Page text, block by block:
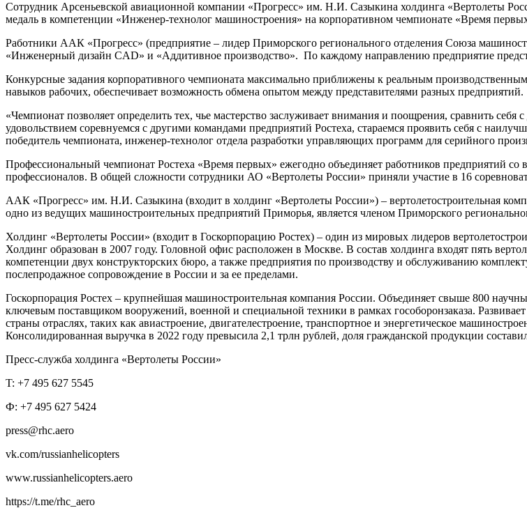
Сотрудник Арсеньевской авиационной компании «Прогресс» им. Н.И. Сазыкина холдинга «Вертолеты
медаль в компетенции «Инженер-технолог машиностроения» на корпоративном чемпионате «Время
Работники ААК «Прогресс» (предприятие – лидер Приморского регионального отделения Союза
«Инженерный дизайн CAD» и «Аддитивное производство». По каждому направлению предприятие
Конкурсные задания корпоративного чемпионата максимально приближены к реальным
навыков рабочих, обеспечивает возможность обмена опытом между представителями разных предприятий.
«Чемпионат позволяет определить тех, чье мастерство заслуживает внимания и поощрения, сравнить
удовольствием соревнуемся с другими командами предприятий Ростеха, стараемся проявить себя с
победитель чемпионата, инженер-технолог отдела разработки управляющих программ для серийного
Профессиональный чемпионат Ростеха «Время первых» ежегодно объединяет работников предприятий со
профессионалов. В общей сложности сотрудники АО «Вертолеты России» приняли участие в 16
ААК «Прогресс» им. Н.И. Сазыкина (входит в холдинг «Вертолеты России») – вертолетостроительная
одно из ведущих машиностроительных предприятий Приморья, является членом Приморского
Холдинг «Вертолеты России» (входит в Госкорпорацию Ростех) – один из мировых лидеров
Холдинг образован в 2007 году. Головной офис расположен в Москве. В состав холдинга входят пять
компетенции двух конструкторских бюро, а также предприятия по производству и обслуживанию
послепродажное сопровождение в России и за ее пределами.
Госкорпорация Ростех – крупнейшая машиностроительная компания России. Объединяет свыше 800
ключевым поставщиком вооружений, военной и специальной техники в рамках гособоронзаказа.
страны отраслях, таких как авиастроение, двигателестроение, транспортное и энергетическое
Консолидированная выручка в 2022 году превысила 2,1 трлн рублей, доля гражданской продукции
Пресс-служба холдинга «Вертолеты России»
T: +7 495 627 5545
Ф: +7 495 627 5424
press@rhc.aero
vk.com/russianhelicopters
www.russianhelicopters.aero
https://t.me/rhc_aero